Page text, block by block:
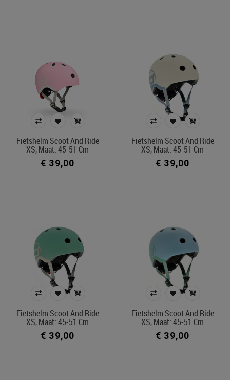
Fietshelm Scoot And Ride
XS, Maat: 45-51 Cm
€ 39,00
Fietshelm Scoot And Ride
XS, Maat: 45-51 Cm
€ 39,00
Fietshelm Scoot And Ride
XS, Maat: 45-51 Cm
€ 39,00
Fietshelm Scoot And Ride
XS, Maat: 45-51 Cm
€ 39,00